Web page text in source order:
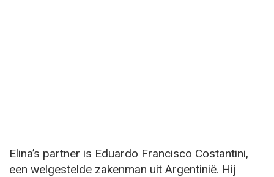
Elina’s partner is Eduardo Francisco Costantini,
een welgestelde zakenman uit Argentinië. Hij